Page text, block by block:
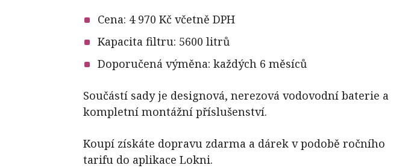
Cena: 4 970 Kč včetně DPH
Kapacita filtru: 5600 litrů
Doporučená výměna: každých 6 měsíců
Součástí sady je designová, nerezová vodovodní baterie a
kompletní montážní příslušenství.
Koupí získáte dopravu zdarma a dárek v podobě ročního
tarifu do aplikace Lokni.